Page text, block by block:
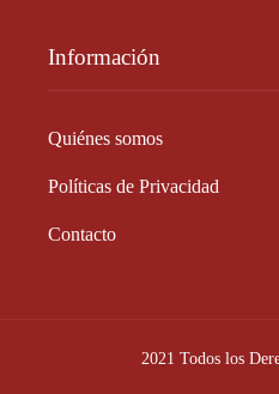
Información
Quiénes somos
Políticas de Privacidad
Contacto
2021 Todos los